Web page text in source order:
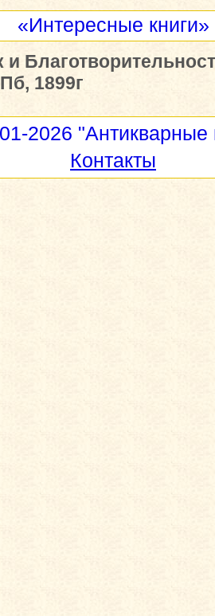
«Интересные книги»
1899г
2026 "Антикварные
Контакты